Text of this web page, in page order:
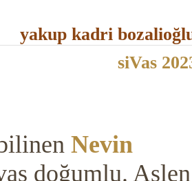
yakup kadri
siVas
Nevin
doğumlu. Aslen